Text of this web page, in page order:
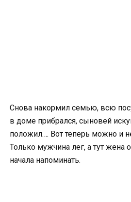
Снова накормил семью, всю
в доме прибрался, сыновей
положил…. Вот теперь можно и
Только мужчина лег, а тут жена
начала напоминать.